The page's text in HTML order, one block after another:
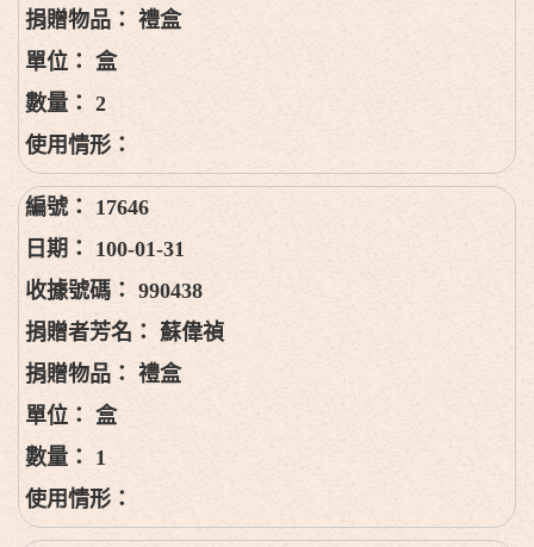
禮盒
盒
2
17646
100-01-31
990438
蘇偉禎
禮盒
盒
1